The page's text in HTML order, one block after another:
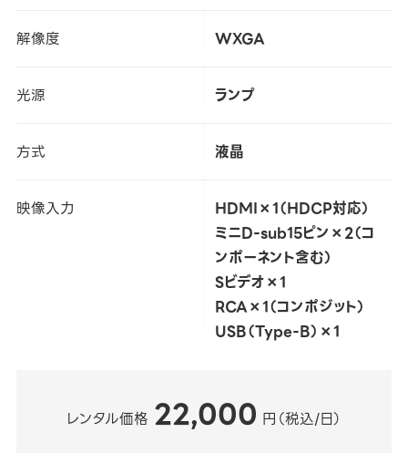
解像度 WXGA
光源 ランプ
方式 液晶
映像入力
HDMI×1（HDCP対応）
ミニD-sub15ピン×2（コ
ンポーネント含む）
Sビデオ×1
RCA×1（コンポジット）
USB（Type-B）×1
レンタル価格 22,000 円（税込/日）